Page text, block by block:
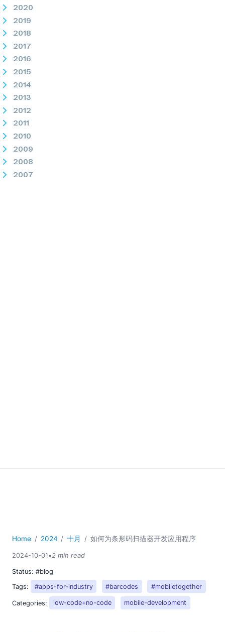
2020
2019
2018
2017
2016
2015
2014
2013
2012
2011
2010
2009
2008
2007
Home 2024 十月 如何为条形码扫描器开发应用程序
2024-10-01•2 min read
Status: #blog
Tags:
#apps-for-industry #barcodes #mobiletogether
Categories: low-code+no-code mobile-development